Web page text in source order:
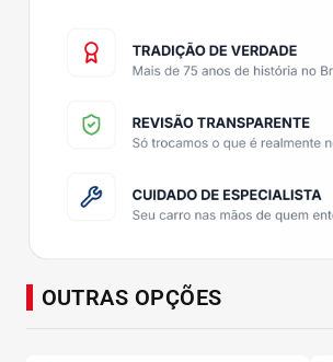
OUTRAS OPÇÕES